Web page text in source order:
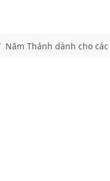
Năm Thánh dành cho